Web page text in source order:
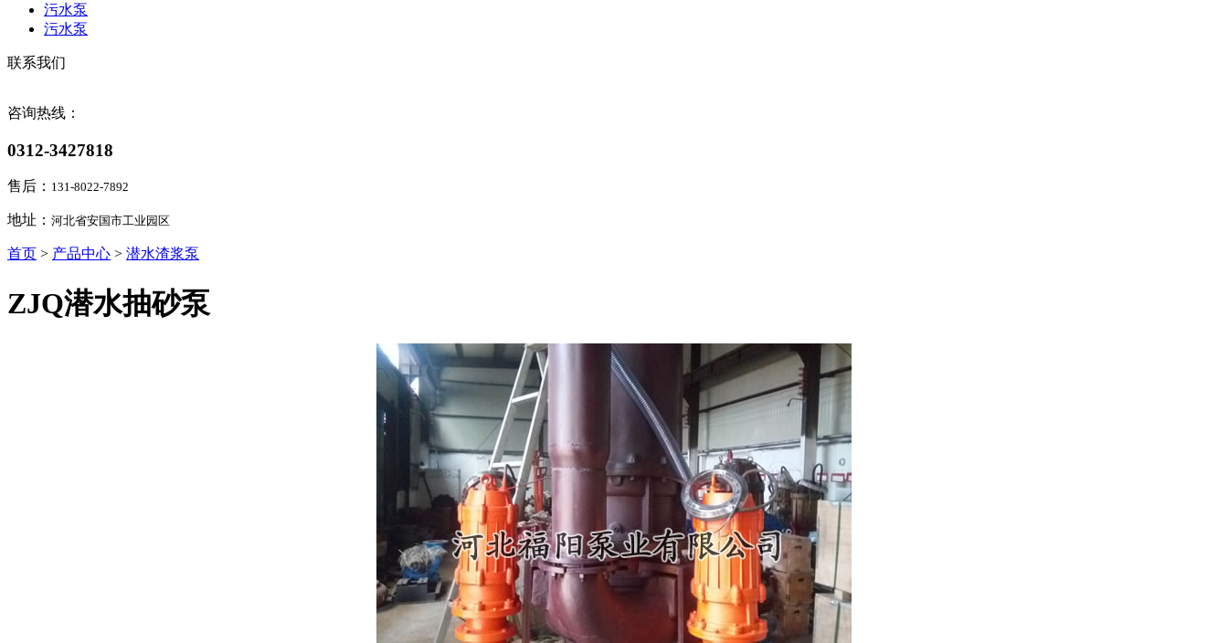
污水泵
污水泵
联系我们
咨询热线：
0312-3427818
售后： 131-8022-7892
地址： 河北省安国市工业园区
首页 > 产品中心 > 潜水渣浆泵
ZJQ潜水抽砂泵